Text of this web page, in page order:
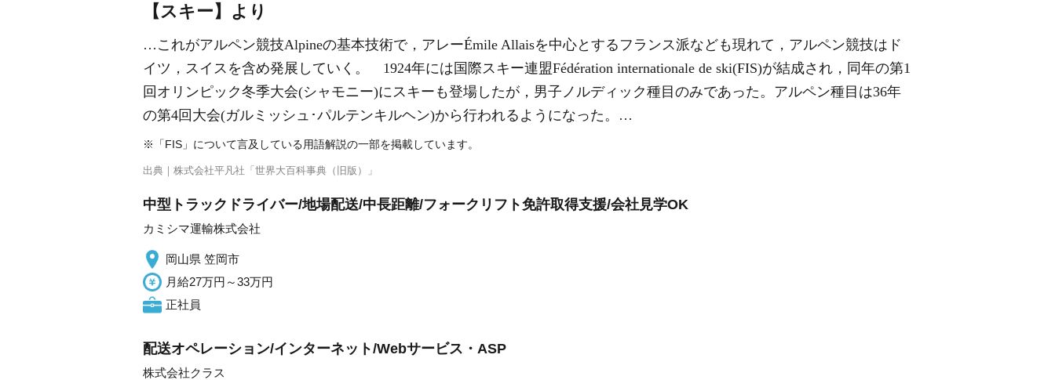
【スキー】より
…これがアルペン競技Alpineの基本技術で，アレーÉmile Allaisを中心とするフランス派なども現れて，アルペン競技はド
イツ，スイスを含め発展していく。 1924年には国際スキー連盟Fédération internationale de ski(FIS)が結成され，同年の第1
回オリンピック冬季大会(シャモニー)にスキーも登場したが，男子ノルディック種目のみであった。アルペン種目は36年
の第4回大会(ガルミッシュ･パルテンキルヘン)から行われるようになった。…
※「FIS」について言及している用語解説の一部を掲載しています。
出典｜ 株式会社平凡社「世界大百科事典（旧版）」
中型トラックドライバー/地場配送/中長距離/フォークリフト免許取得支援/会社見学OK
カミシマ運輸株式会社
岡山県 笠岡市
月給27万円～33万円
正社員
配送オペレーション/インターネット/Webサービス・ASP
株式会社クラス